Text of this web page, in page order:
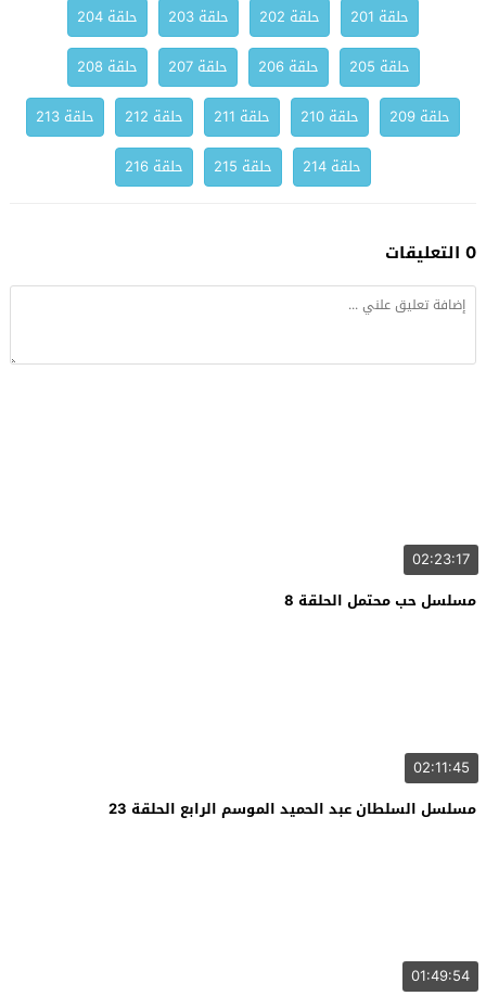
حلقة 201 حلقة 202 حلقة 203
حلقة 204
حلقة 205
حلقة 206 حلقة 207
حلقة 208
حلقة 209
حلقة 210 حلقة 211 حلقة 212
حلقة 213
حلقة 214
حلقة 215 حلقة 216
0 التعليقات
02:23:17
مسلسل حب محتمل الحلقة 8
02:11:45
مسلسل السلطان عبد الحميد الموسم الرابع الحلقة 23
01:49:54